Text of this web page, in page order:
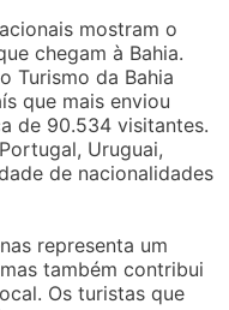
mostram o
chegam à Bahia.
Turismo da Bahia
que mais enviou
de 90.534 visitantes.
Uruguai,
de nacionalidades
representa um
também contribui
Os turistas que